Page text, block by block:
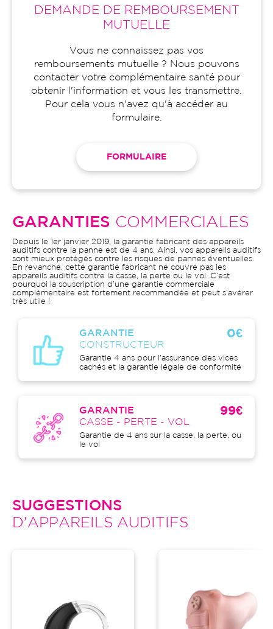
DEMANDE DE REMBOURSEMENT
MUTUELLE
Vous ne connaissez pas vos
remboursements mutuelle ? Nous pouvons
contacter votre complémentaire santé pour
obtenir l'information et vous les transmettre.
Pour cela vous n'avez qu'à accéder au
formulaire.
FORMULAIRE
GARANTIES COMMERCIALES
Depuis le 1er janvier 2019, la garantie fabricant des appareils
auditifs contre la panne est de 4 ans. Ainsi, vos appareils auditifs
sont mieux protégés contre les risques de pannes éventuelles.
En revanche, cette garantie fabricant ne couvre pas les
appareils auditifs contre la casse, la perte ou le vol. C’est
pourquoi la souscription d’une garantie commerciale
complémentaire est fortement recommandée et peut s’avérer
très utile !
GARANTIE
CONSTRUCTEUR
0€
Garantie 4 ans pour l'assurance des vices
cachés et la garantie légale de conformité
GARANTIE
CASSE - PERTE - VOL
99€
Garantie de 4 ans sur la casse, la perte, ou
le vol
SUGGESTIONS
D'APPAREILS AUDITIFS